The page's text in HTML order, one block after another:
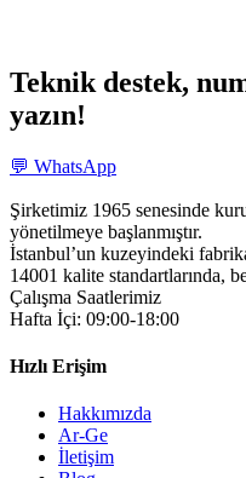
Teknik destek,
yazın!
💬 WhatsApp
Şirketimiz 1965 senesinde
yönetilmeye başlanmıştır.
İstanbul’un kuzeyindeki
14001 kalite standartlarında,
Çalışma Saatlerimiz
Hafta İçi: 09:00-18:00
Hızlı Erişim
Hakkımızda
Ar-Ge
İletişim